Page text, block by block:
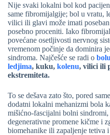
Nije svaki lokalni bol kod
same fibromijalgije; bol u vratu,
vilici ili glavi može imati
posebno proceniti. Iako
povećane osetljivosti nervnog
vremenom počinje da dominira
sindroma. Najčešće se radi o
ledjima, kuku, kolenu, vilici ili
ekstremiteta.
To se dešava zato što, pored
dodatni lokalni mehanizmi bola
mišićno-fascijalni bolni
degenerativne promene kičme i
biomehanike ili zapaljenje tetiva